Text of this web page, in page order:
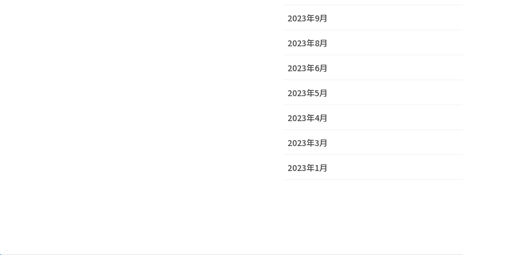
2023年9月
2023年8月
2023年6月
2023年5月
2023年4月
2023年3月
2023年1月